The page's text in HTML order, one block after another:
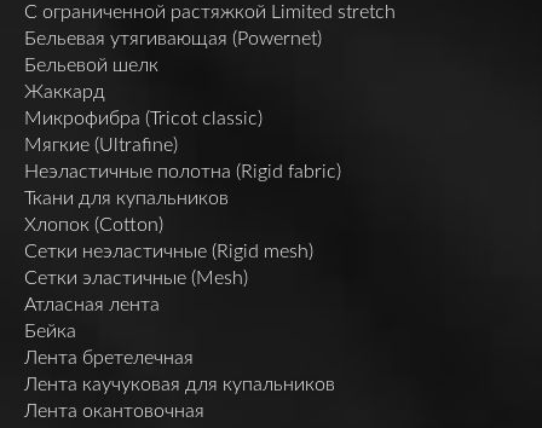
C ограниченной растяжкой Limited stretch
Бельевая утягивающая (Powernet)
Бельевой шелк
Жаккард
Микрофибра (Tricot classic)
Мягкие (Ultrafine)
Неэластичные полотна (Rigid fabric)
Ткани для купальников
Хлопок (Cotton)
Сетки неэластичные (Rigid mesh)
Сетки эластичные (Mesh)
Атласная лента
Бейка
Лента бретелечная
Лента каучуковая для купальников
Лента окантовочная